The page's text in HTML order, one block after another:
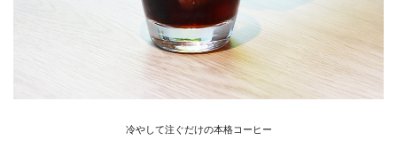
冷やして注ぐだけの本格コーヒー